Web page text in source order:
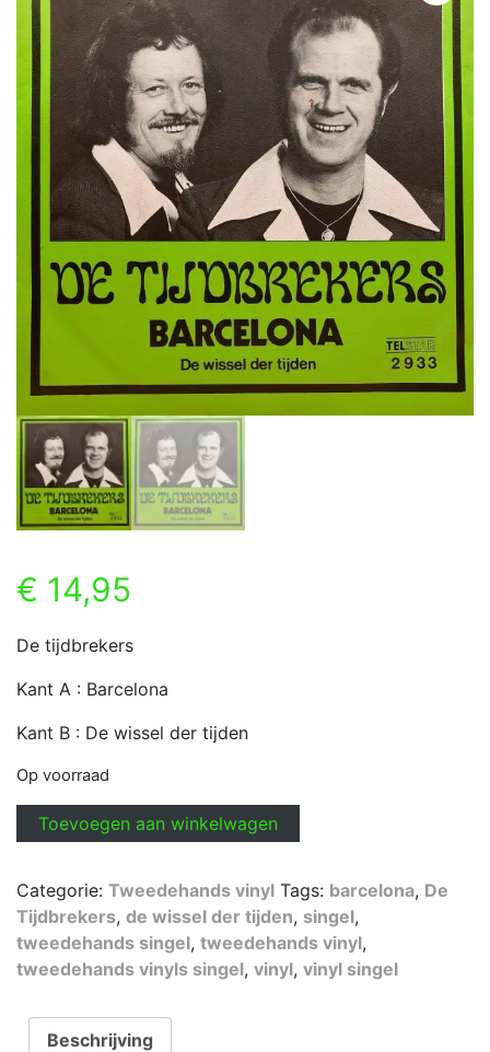
€ 14,95
De tijdbrekers
Kant A : Barcelona
Kant B : De wissel der tijden
Op voorraad
Tijdbrekers
Barcelona
aantal
Toevoegen aan winkelwagen
Categorie: Tweedehands vinyl Tags: barcelona, De
Tijdbrekers, de wissel der tijden, singel,
tweedehands singel, tweedehands vinyl,
tweedehands vinyls singel, vinyl, vinyl singel
Beschrijving